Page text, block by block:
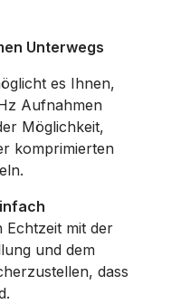
Unterwegs
es Ihnen,
Aufnahmen
Möglichkeit,
komprimierten
Echtzeit mit der
und dem
dass